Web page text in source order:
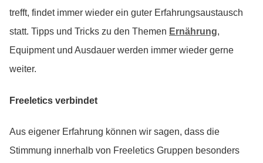
trefft, findet immer wieder ein guter Erfahrungsaustausch
statt. Tipps und Tricks zu den Themen Ernährung,
Equipment und Ausdauer werden immer wieder gerne
weiter.
Freeletics verbindet
Aus eigener Erfahrung können wir sagen, dass die
Stimmung innerhalb von Freeletics Gruppen besonders